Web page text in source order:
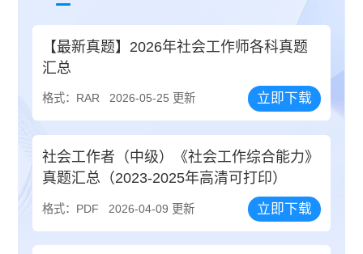
【最新真题】2026年社会工作师各科真题
汇总
格式：RAR 2026-05-25 更新 立即下载
社会工作者（中级）《社会工作综合能力》
真题汇总（2023-2025年高清可打印）
格式：PDF 2026-04-09 更新 立即下载